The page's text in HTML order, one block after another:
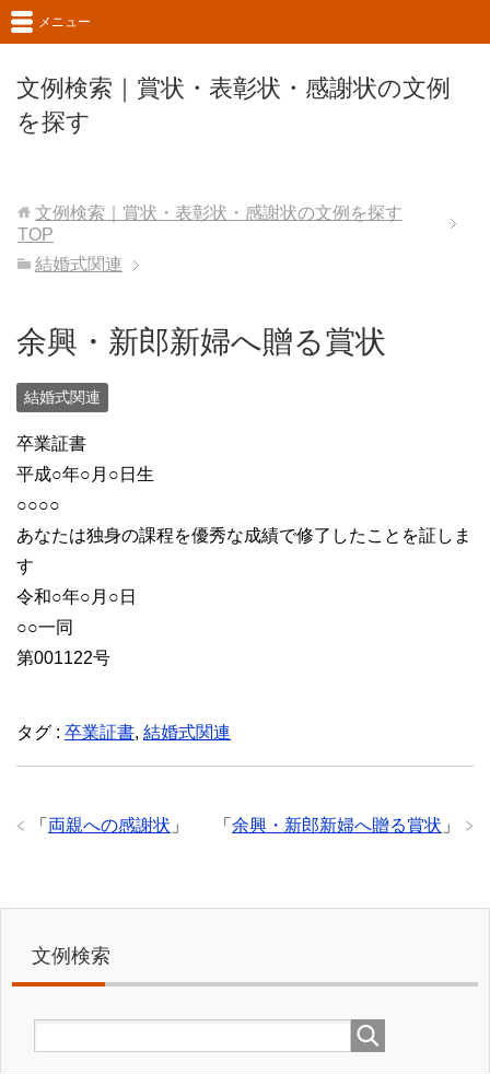
文例検索｜賞状・表彰状・感謝状の文例
を探す
メニュー
文例検索｜賞状・表彰状・感謝状の文例を探す
TOP
結婚式関連
余興・新郎新婦へ贈る賞状
結婚式関連
卒業証書
平成○年○月○日生
○○○○
あなたは独身の課程を優秀な成績で修了したことを証しま
す
令和○年○月○日
○○一同
第001122号
タグ : 卒業証書, 結婚式関連
「 余興・新郎新婦へ贈る賞状 」
「 両親への感謝状 」
文例検索